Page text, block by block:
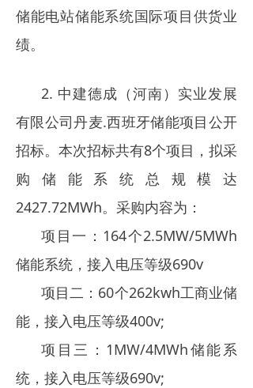
储能电站储能系统国际项目供货业
绩。
2. 中建德成（河南）实业发展
有限公司丹麦.西班牙储能项目公开
招标。本次招标共有8个项目，拟采
购储能系统总规模达
2427.72MWh。采购内容为：
项目一：164个2.5MW/5MWh
储能系统，接入电压等级690v
项目二：60个262kwh工商业储
能，接入电压等级400v;
项目三：1MW/4MWh储能系
统，接入电压等级690v;